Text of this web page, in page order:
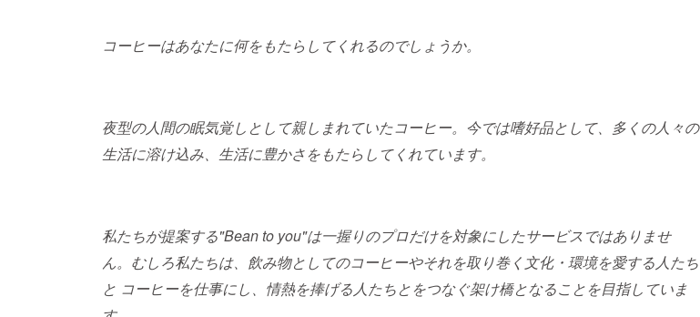
コーヒーはあなたに何をもたらしてくれるのでしょうか。
夜型の人間の眠気覚しとして親しまれていたコーヒー。今では嗜好品として、多くの人々の
生活に溶け込み、生活に豊かさをもたらしてくれています。
私たちが提案する"Bean to you"は一握りのプロだけを対象にしたサービスではありませ
ん。むしろ私たちは、飲み物としてのコーヒーやそれを取り巻く文化・環境を愛する人たち
と コーヒーを仕事にし、情熱を捧げる人たちとをつなぐ架け橋となることを目指していま